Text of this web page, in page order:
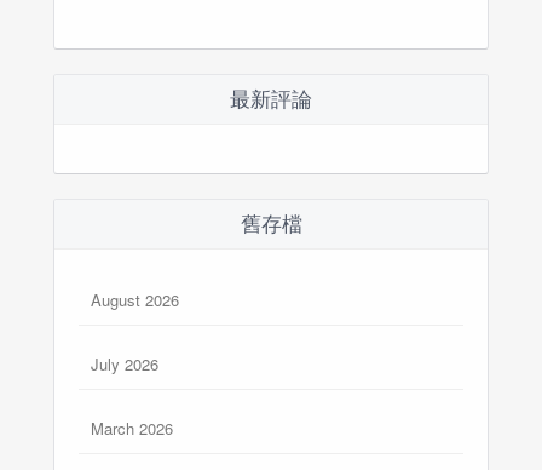
最新評論
舊存檔
August 2026
July 2026
March 2026